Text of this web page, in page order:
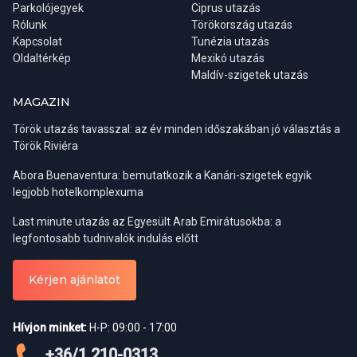
valamelyest mérsékeltebbnek mondható.
Ha viszont inkább csak kulturális céllal látogatnánk az országba,
akkor a tavaszi időszak a legideálisabb. A téli esőzések ilyenkor
már véget értek, a levegő kellemesen meleg, a táj pedig a
partján. Amennyiben a keleti, hegyvidéki területekre is kíváncsiak
vagyunk, az utazás ideális ideje május és október közé tehető,
Régiók:
Belek, Side, Alanya
Részvételi díj:
0-6 év ingyenes / 7-12 év 18 € / felnőtt 35 €
Azoknak ajánljuk ezt a programunkat, akik tengeribetegek vagy
Parkolójegyek
Rólunk
Kapcsolat
Oldaltérkép
Ciprus utazás
Törökország utazás
Tunézia utazás
Mexikó utazás
Maldív-szigetek utazás
MAGAZIN
Török utazás tavasszal: az év minden időszakában jó választás a
Török Riviéra
Abora Buenaventura: bemutatkozik a Kanári-szigetek egyik
legjobb hotelkomplexuma
Last minute utazás az Egyesült Arab Emirátusokba: a
legfontosabb tudnivalók indulás előtt
Kérjen ajánlatot
Hívjon minket: H-P: 09:00 - 17:00